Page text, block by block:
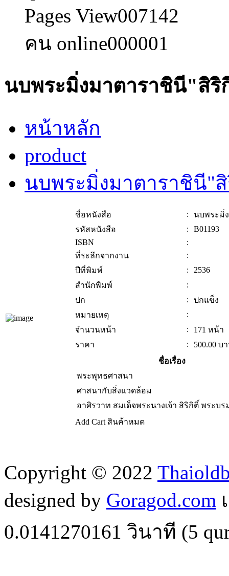
Pages View007142
คน online000001
นบพระมิ่งมาตาราชินี"สิ
หน้าหลัก
product
นบพระมิ่งมาตาราชินี"
ชื่อหนังสือ :
นบพระมิ่
รหัสหนังสือ
:
B01193
ISBN
:
ที่ระลึกจากงาน
:
ปีที่พิมพ์
:
2536
สำนักพิมพ์
:
ปก
:
ปกแข็ง
หมายเหตุ
:
จำนวนหน้า
:
171 หน้า
ราคา
: 500.00 บ
ชื่อเรื่อง
พระพุทธศาสนา
ศาสนากับสิ่งแวดล้อม
อาศิรวาท สมเด็จพระนางเจ้า สิริกิติ์ พระบ
Add Cart สินค้าหมด
Copyright © 2022
designed by Goragod.com
0.0141270161 วินาที (5